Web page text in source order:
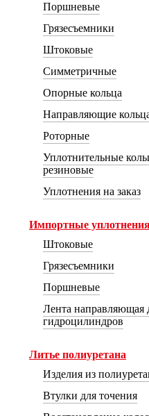
Поршневые
Грязесъемники
Штоковые
Симметричные
Опорные кольца
Направляющие
Роторные
Уплотнительные
резиновые
Уплотнения на заказ
Импортные
Штоковые
Грязесъемники
Поршневые
Лента направляющая
гидроцилиндров
Литье полиуретана
Изделия из
Втулки для точения